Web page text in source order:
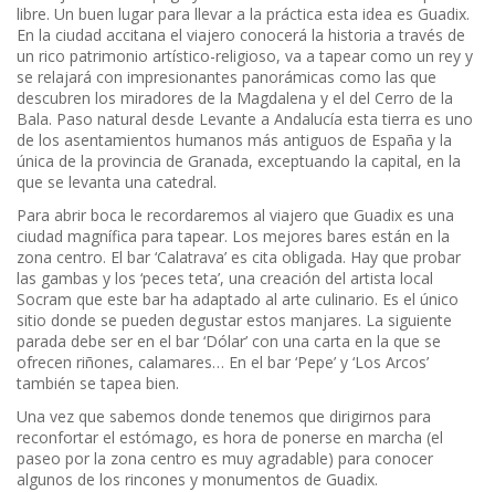
libre. Un buen lugar para llevar a la práctica esta idea es Guadix.
En la ciudad accitana el viajero conocerá la historia a través de
un rico patrimonio artístico-religioso, va a tapear como un rey y
se relajará con impresionantes panorámicas como las que
descubren los miradores de la Magdalena y el del Cerro de la
Bala. Paso natural desde Levante a Andalucía esta tierra es uno
de los asentamientos humanos más antiguos de España y la
única de la provincia de Granada, exceptuando la capital, en la
que se levanta una catedral.
Para abrir boca le recordaremos al viajero que Guadix es una
ciudad magnífica para tapear. Los mejores bares están en la
zona centro. El bar ‘Calatrava’ es cita obligada. Hay que probar
las gambas y los ‘peces teta’, una creación del artista local
Socram que este bar ha adaptado al arte culinario. Es el único
sitio donde se pueden degustar estos manjares. La siguiente
parada debe ser en el bar ‘Dólar’ con una carta en la que se
ofrecen riñones, calamares… En el bar ‘Pepe’ y ‘Los Arcos’
también se tapea bien.
Una vez que sabemos donde tenemos que dirigirnos para
reconfortar el estómago, es hora de ponerse en marcha (el
paseo por la zona centro es muy agradable) para conocer
algunos de los rincones y monumentos de Guadix.